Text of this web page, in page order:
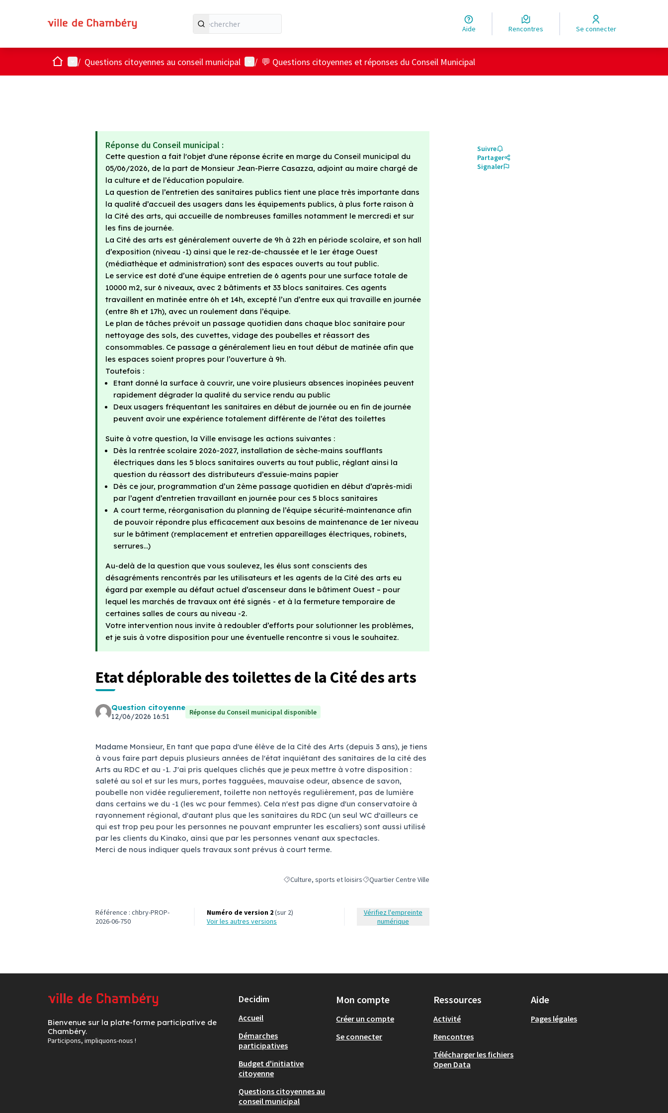
Aide Rencontres Se connecter
AccueilMenu principal
/ Questions citoyennes au conseil municipal Menu utilisateur
/ 💬 Questions citoyennes et réponses du Conseil Municipal
Réponse du Conseil municipal :
Cette question a fait l'objet d'une réponse écrite en marge du Conseil municipal du
05/06/2026, de la part de Monsieur Jean-Pierre Casazza, adjoint au maire chargé de
la culture et de l’éducation populaire.
La question de l’entretien des sanitaires publics tient une place très importante dans
la qualité d’accueil des usagers dans les équipements publics, à plus forte raison à
la Cité des arts, qui accueille de nombreuses familles notamment le mercredi et sur
les fins de journée.
La Cité des arts est généralement ouverte de 9h à 22h en période scolaire, et son hall
d’exposition (niveau -1) ainsi que le rez-de-chaussée et le 1er étage Ouest
(médiathèque et administration) sont des espaces ouverts au tout public.
Le service est doté d’une équipe entretien de 6 agents pour une surface totale de
10000 m2, sur 6 niveaux, avec 2 bâtiments et 33 blocs sanitaires. Ces agents
travaillent en matinée entre 6h et 14h, excepté l’un d’entre eux qui travaille en journée
(entre 8h et 17h), avec un roulement dans l’équipe.
Le plan de tâches prévoit un passage quotidien dans chaque bloc sanitaire pour
nettoyage des sols, des cuvettes, vidage des poubelles et réassort des
consommables. Ce passage a généralement lieu en tout début de matinée afin que
les espaces soient propres pour l’ouverture à 9h.
Toutefois :
Etant donné la surface à couvrir, une voire plusieurs absences inopinées peuvent
rapidement dégrader la qualité du service rendu au public
Deux usagers fréquentant les sanitaires en début de journée ou en fin de journée
peuvent avoir une expérience totalement différente de l’état des toilettes
Suite à votre question, la Ville envisage les actions suivantes :
Dès la rentrée scolaire 2026-2027, installation de sèche-mains soufflants
électriques dans les 5 blocs sanitaires ouverts au tout public, réglant ainsi la
question du réassort des distributeurs d’essuie-mains papier
Dès ce jour, programmation d’un 2ème passage quotidien en début d’après-midi
par l’agent d’entretien travaillant en journée pour ces 5 blocs sanitaires
A court terme, réorganisation du planning de l’équipe sécurité-maintenance afin
de pouvoir répondre plus efficacement aux besoins de maintenance de 1er niveau
sur le bâtiment (remplacement et entretien appareillages électriques, robinets,
serrures…)
Au-delà de la question que vous soulevez, les élus sont conscients des
désagréments rencontrés par les utilisateurs et les agents de la Cité des arts eu
égard par exemple au défaut actuel d’ascenseur dans le bâtiment Ouest – pour
lequel les marchés de travaux ont été signés - et à la fermeture temporaire de
certaines salles de cours au niveau -2.
Votre intervention nous invite à redoubler d’efforts pour solutionner les problèmes,
et je suis à votre disposition pour une éventuelle rencontre si vous le souhaitez.
Etat déplorable des toilettes de la Cité des arts
Question citoyenne
12/06/2026 16:51 Réponse du Conseil municipal disponible
Madame Monsieur, En tant que papa d'une élève de la Cité des Arts (depuis 3 ans), je tiens
à vous faire part depuis plusieurs années de l'état inquiétant des sanitaires de la cité des
Arts au RDC et au -1. J'ai pris quelques clichés que je peux mettre à votre disposition :
saleté au sol et sur les murs, portes tagguées, mauvaise odeur, absence de savon,
poubelle non vidée regulierement, toilette non nettoyés regulièrement, pas de lumière
dans certains we du -1 (les wc pour femmes). Cela n'est pas digne d'un conservatoire à
rayonnement régional, d'autant plus que les sanitaires du RDC (un seul WC d'ailleurs ce
qui est trop peu pour les personnes ne pouvant emprunter les escaliers) sont aussi utilisé
par les clients du Kinako, ainsi que par les personnes venant aux spectacles.
Merci de nous indiquer quels travaux sont prévus à court terme.
Filtrer les résultats de la catégorie : Culture, sports et loisirs
Culture, sports et loisirsFiltrer les résultats pour le secteur : Quartier Centre Ville
Quartier Centre Ville
Suivre
Partager
Signaler
Référence : chbry-PROP-
2026-06-750
Numéro de version 2(sur 2)
voir les autres versions
Vérifiez l'empreinte
numérique
Bienvenue sur la plate-forme participative de
Chambéry.
Participons, impliquons-nous !
Decidim
Accueil
Démarches
participatives
Budget d'initiative
citoyenne
Questions citoyennes au
conseil municipal
Mon compte
Créer un compte
Se connecter
Ressources
Activité
Rencontres
Télécharger les fichiers
Open Data
Aide
Pages légales